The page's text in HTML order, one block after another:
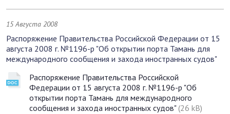
15 Августа 2008
Распоряжение Правительства Российской Федерации от 15
августа 2008 г. №1196-р "Об открытии порта Тамань для
международного сообщения и захода иностранных судов"
Распоряжение Правительства Российской
Федерации от 15 августа 2008 г. №1196-р "Об
открытии порта Тамань для международного
сообщения и захода иностранных судов"(26 kB)